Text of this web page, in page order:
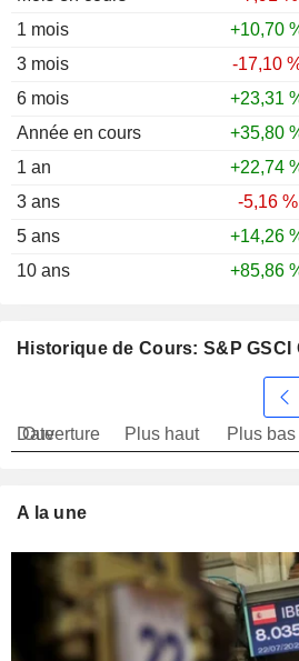
1 mois
+10,70
3 mois
-17,10
6 mois
+23,31
Année en cours
+35,80
1 an
+22,74
3 ans
-5,16 %
5 ans
+14,26
10 ans
+85,86
Historique de Cours: S&P GSCI
Date
Ouverture Plus haut Plus bas
A la une